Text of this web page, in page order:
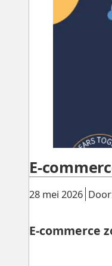
Gepubliceerd:
28 mei 2026.
E-
E-commerce